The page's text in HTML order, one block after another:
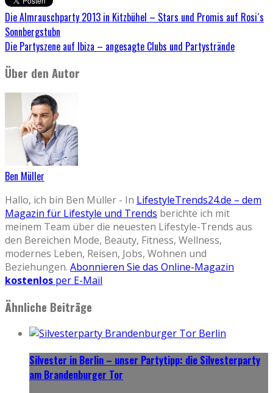
Die Almrauschparty 2013 in Kitzbühel – Stars und Promis auf Rosi´s
Sonnbergstubn
Die Partyszene auf Ibiza – angesagte Clubs und Partystrände
Über den Autor
Ben Müller
Hallo, ich bin Ben Müller - In LifestyleTrends24.de – dem
Magazin für Lifestyle und Trends berichte ich mit
meinem Team über die neuesten Lifestyle-Trends aus
den Bereichen Mode, Beauty, Fitness, Wellness,
modernes Leben, Reisen, Jobs, Wohnen und
Beziehungen. Abonnieren Sie das Online-Magazin
kostenlos per E-Mail
Ähnliche Beiträge
Silvester in Berlin – unser Partytipp: die Silvesterparty
am Brandenburger Tor